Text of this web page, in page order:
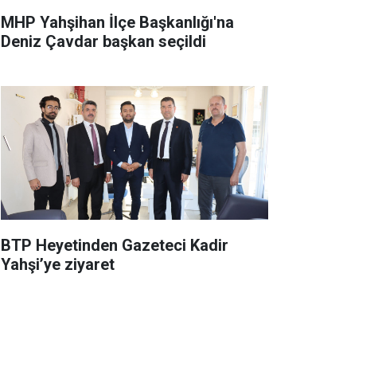
MHP Yahşihan İlçe Başkanlığı'na
Deniz Çavdar başkan seçildi
BTP Heyetinden Gazeteci Kadir
Yahşi’ye ziyaret